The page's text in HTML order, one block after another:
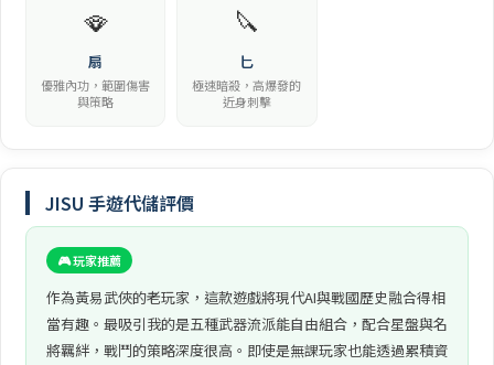
🪭
扇
優雅內功，範圍傷害
與策略
🔪
匕
極速暗殺，高爆發的
近身刺擊
JISU 手遊代儲評價
🎮 玩家推薦
作為黃易武俠的老玩家，這款遊戲將現代AI與戰國歷史融合得相
當有趣。最吸引我的是五種武器流派能自由組合，配合星盤與名
將羈絆，戰鬥的策略深度很高。即使是無課玩家也能透過累積資